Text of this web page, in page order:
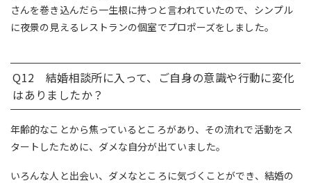
さんを巻き込んだら一生根に持つと言われていたので、シンプル
に夜景の見えるレストランの個室でプロポーズをしました。
Q12 結婚相談所に入って、ご自身の意識や行動に変化
はありましたか？
年齢的なことから焦っているところがあり、その流れで活動をス
タートしたために、ダメな自分が出ていました。
いろんな人と出会い、ダメなところに気づくことができ、結婚の